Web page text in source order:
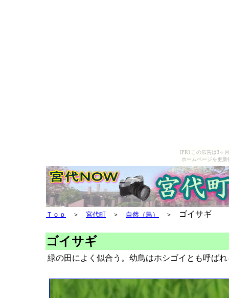
[PR] この広告は3ヶ
ホームページを更
Ｔｏｐ ＞ 宮代町 ＞ 自然（鳥） ＞ ゴイサギ
ゴイサギ
緑の田によく似合う。幼鳥はホシゴイとも呼ば